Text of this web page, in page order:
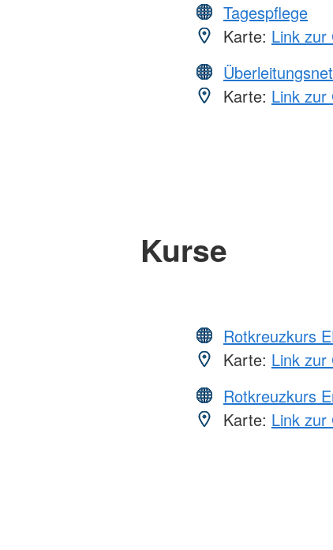
Tagespflege
Karte: Link zur
Karte: Link zur
Kurse
Rotkreuzkurs
Karte: Link zur
Rotkreuzkurs
Karte: Link zur